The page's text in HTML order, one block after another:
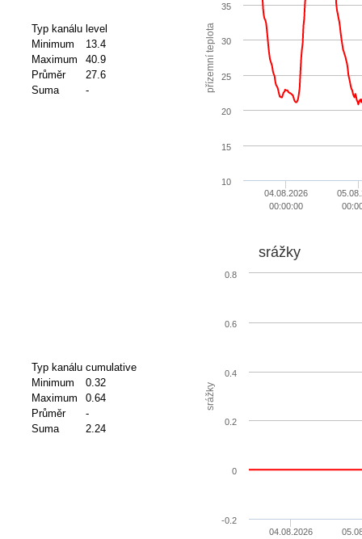
Typ kanálu level
Minimum
13.4
Maximum
40.9
Průměr
27.6
Suma
- přízemní teplota
04.08.2026
00:00:00
10
15
20
25
30
35
Typ kanálu cumulative
Minimum
0.32
Maximum
0.64
Průměr
-
Suma
2.24
srážky
srážky
04.08.2026
0
0.2
0.4
0.6
-0.2
0.8